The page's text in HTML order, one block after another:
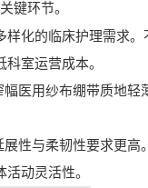
键环节。
化的临床护理需求。
室运营成本。
医用纱布绷带质地轻
性与柔韧性要求更高
动灵活性。